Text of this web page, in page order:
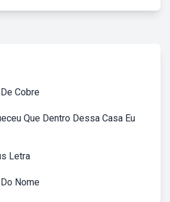
Cobre
Que Dentro Dessa Casa Eu
Letra
Nome